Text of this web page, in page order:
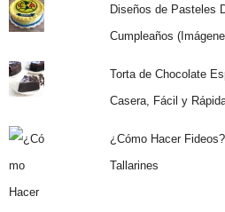
Diseños de Pasteles
Cumpleaños
Torta de Chocolate
Casera, Fácil y
¿Cómo Hacer
Tallarines